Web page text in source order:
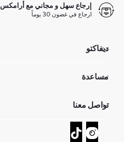
إرجاع سهل و مجاني مع أرامكس
ارجاع في غضون 30 يوماً
ديفاكتو
تعرف علينا
GIFT CLUB
مساعدة
عمليات الارجاع و الاستبدال السهلة
تتبع الشحنة
كيف يمكنك التسوق في ديفاكتو ؟
تواصل معنا
نموذج الاتصال
خدمة العملاء